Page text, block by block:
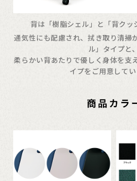
背は「樹脂シェル」と「背ク
通気性にも配慮され、拭き取り清掃
ル」タイプと、
柔らかい背あたりで優しく身体を支
イプをご用意してい